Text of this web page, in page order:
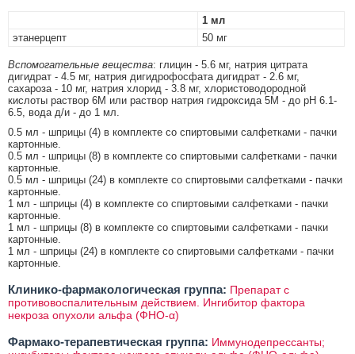
1 мл
этанерцепт
50 мг
Вспомогательные вещества: глицин - 5.6 мг, натрия цитрата
дигидрат - 4.5 мг, натрия дигидрофосфата дигидрат - 2.6 мг,
сахароза - 10 мг, натрия хлорид - 3.8 мг, хлористоводородной
кислоты раствор 6М или раствор натрия гидроксида 5М - до рН 6.1-
6.5, вода д/и - до 1 мл.
0.5 мл - шприцы (4) в комплекте со спиртовыми салфетками - пачки
картонные.
0.5 мл - шприцы (8) в комплекте со спиртовыми салфетками - пачки
картонные.
0.5 мл - шприцы (24) в комплекте со спиртовыми салфетками - пачки
картонные.
1 мл - шприцы (4) в комплекте со спиртовыми салфетками - пачки
картонные.
1 мл - шприцы (8) в комплекте со спиртовыми салфетками - пачки
картонные.
1 мл - шприцы (24) в комплекте со спиртовыми салфетками - пачки
картонные.
Клинико-фармакологическая группа: Препарат с
противовоспалительным действием. Ингибитор фактора
некроза опухоли альфа (ФНО-α)
Фармако-терапевтическая группа: Иммунодепрессанты;